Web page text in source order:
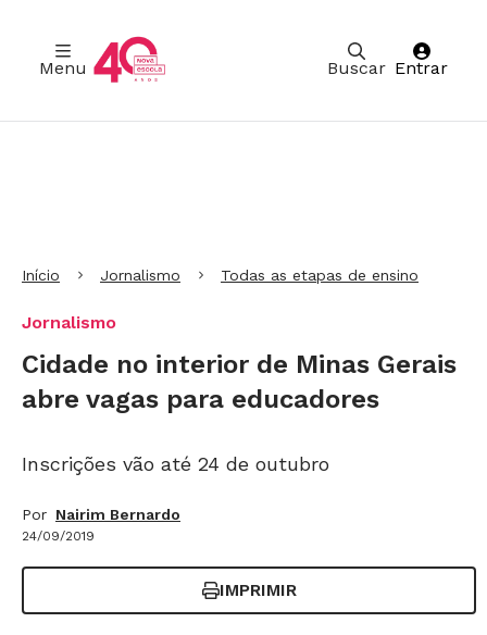
Buscar
Menu Entrar
Início Jornalismo Todas as etapas de ensino
Jornalismo
Cidade no interior de Minas Gerais
abre vagas para educadores
Inscrições vão até 24 de outubro
Por Nairim Bernardo
24/09/2019
IMPRIMIR